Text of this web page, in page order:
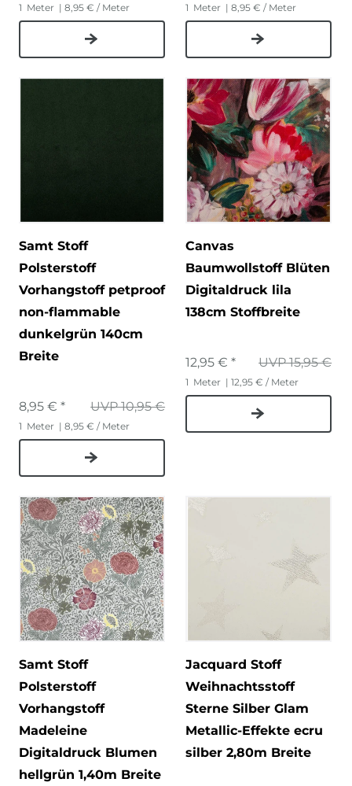
1 Meter | 8,95 € / Meter 1 Meter | 8,95 € / Meter
Samt Stoff
Polsterstoff
Vorhangstoff petproof
non-flammable
dunkelgrün 140cm
Breite
UVP 10,95 €
8,95 € *
1 Meter | 8,95 € / Meter
Canvas
Baumwollstoff Blüten
Digitaldruck lila
138cm Stoffbreite
UVP 15,95 €
12,95 € *
1 Meter | 12,95 € / Meter
Samt Stoff
Polsterstoff
Vorhangstoff
Madeleine
Digitaldruck Blumen
hellgrün 1,40m Breite
Jacquard Stoff
Weihnachtsstoff
Sterne Silber Glam
Metallic-Effekte ecru
silber 2,80m Breite